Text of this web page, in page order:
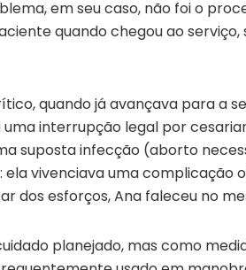
em seu caso, não foi o
quando chegou ao
quando já avançava para a
uma interrupção legal por
suposta infecção (aborto
vivenciava uma complicação
dos esforços, Ana faleceu no
planejado, mas como